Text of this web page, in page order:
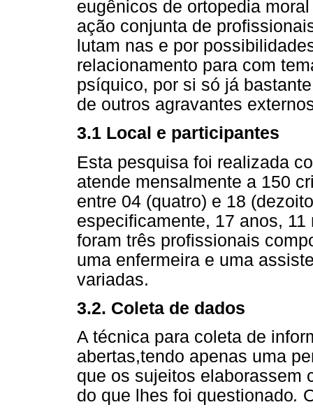
eugênicos de ortopedia
ação conjunta de
lutam nas e por
relacionamento para com
psíquico, por si só já
de outros agravantes
3.1 Local e participantes
Esta pesquisa foi realizada
atende mensalmente a 150
entre 04 (quatro) e 18
especificamente, 17 anos,
foram três profissionais
uma enfermeira e uma
variadas.
3.2. Coleta de dados
A técnica para coleta de
abertas,tendo apenas uma
que os sujeitos elaborassem
do que lhes foi questionado.